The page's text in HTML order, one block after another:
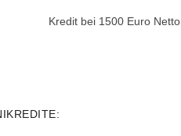
Kredit bei 1500 Euro Netto